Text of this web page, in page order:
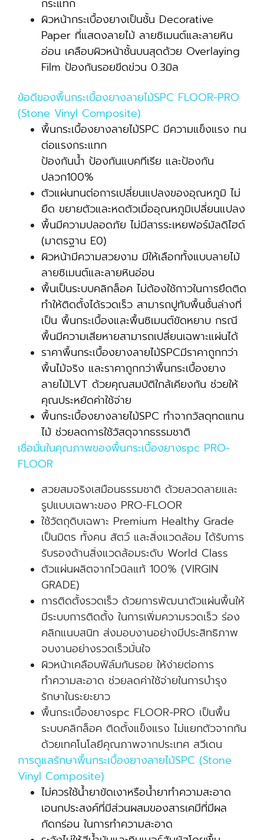
กระแทก
ผิวหน้ากระเบื้องยางเป็นชั้น Decorative
Paper ที่แสดงลายไม้ ลายซิเมนต์และลายหิน
อ่อน เคลือบผิวหน้าชั้นบนสุดด้วย Overlaying
Film ป้องกันรอยขีดข่วน 0.3มิล
ข้อดีของพื้นกระเบื้องยางลายไม้SPC FLOOR-PRO
(Stone Vinyl Composite)
พื้นกระเบื้องยางลายไม้SPC มีความแข็งแรง ทน
ต่อแรงกระแทก
ป้องกันน้ำ ป้องกันแบคทีเรีย และป้องกัน
ปลวก100%
ตัวแผ่นทนต่อการเปลี่ยนแปลงของอุณหภูมิ ไม่
ยืด ขยายตัวและหดตัวเมื่ออุณหภูมิเปลี่ยนแปลง
พื้นมีความปลอดภัย ไม่มีสารระเหยฟอร์มัลดิไฮด์
(มาตรฐาน E0)
ผิวหน้ามีความสวยงาม มีให้เลือกทั้งแบบลายไม้
ลายซิเมนต์และลายหินอ่อน
พื้นเป็นระบบคลิกล็อค ไม่ต้องใช้กาวในการยึดติด
ทำให้ติดตั้งได้รวดเร็ว สามารถปูทับพื้นชั้นล่างที่
เป็น พื้นกระเบื้องและพื้นซิเมนต์ขัดหยาบ กรณี
พื้นมีความเสียหายสามารถเปลี่ยนเฉพาะแผ่นได้
ราคาพื้นกระเบื้องยางลายไม้SPCมีราคาถูกกว่า
พื้นไม้จริง และราคาถูกกว่าพื้นกระเบื้องยาง
ลายไม้LVT ด้วยคุณสมบัติใกล้เคียงกัน ช่วยให้
คุณประหยัดค่าใช้จ่าย
พื้นกระเบื้องยางลายไม้SPC ทำจากวัสดุทดแทน
ไม้ ช่วยลดการใช้วัสดุจากธรรมชาติ
เชื่อมั่นในคุณภาพของพื้นกระเบื้องยางspc PRO-
FLOOR
สวยสมจริงเสมือนธรรมชาติ ด้วยลวดลายและ
รูปแบบเฉพาะของ PRO-FLOOR
ใช้วัตถุดิบเฉพาะ Premium Healthy Grade
เป็นมิตร ทั้งคน สัตว์ และสิ่งแวดล้อม ได้รับการ
รับรองด้านสิ่งแวดล้อมระดับ World Class
ตัวแผ่นผลิตจากไวนิลแท้ 100% (VIRGIN
GRADE)
การติดตั้งรวดเร็ว ด้วยการพัฒนาตัวแผ่นพื้นให้
มีระบบการติดตั้ง ในการเพิ่มความรวดเร็ว ร่อง
คลิกแนบสนิท ส่งมอบงานอย่างมีประสิทธิภาพ
จบงานอย่างรวดเร็วมั่นใจ
ผิวหน้าเคลือบฟิล์มกันรอย ให้ง่ายต่อการ
ทำความสะอาด ช่วยลดค่าใช้จ่ายในการบำรุง
รักษาในระยะยาว
พื้นกระเบื้องยางspc FLOOR-PRO เป็นพื้น
ระบบคลิกล็อค ติดตั้งแข็งแรง ไม่แยกตัวจากกัน
ด้วยเทคโนโลยีคุณภาพจากประเทศ สวีเดน
การดูแลรักษาพื้นกระเบื้องยางลายไม้SPC (Stone
Vinyl Composite)
ไม่ควรใช้น้ำยาขัดเงาหรือน้ำยาทำความสะอาด
เอนกประสงค์ที่มีส่วนผสมของสารเคมีที่มีผล
กัดกร่อน ในการทำความสะอาด